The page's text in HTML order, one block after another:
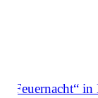
Feuernacht“